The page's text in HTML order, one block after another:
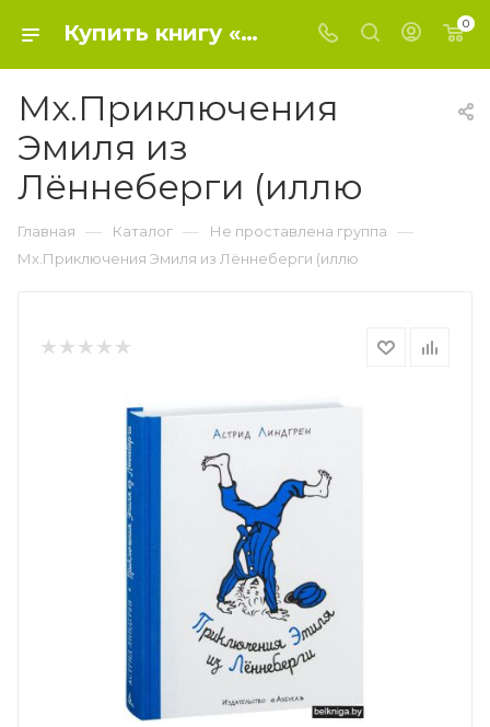
Купить книгу «Мх.Приключения Эмиля из Лённеберги (иллю» 2022, Линдгрен А. - Не проставлена группа 0
Мх.Приключения
Эмиля из
Лённеберги (иллю
Главная — Каталог — Не проставлена группа —
Мх.Приключения Эмиля из Лённеберги (иллю